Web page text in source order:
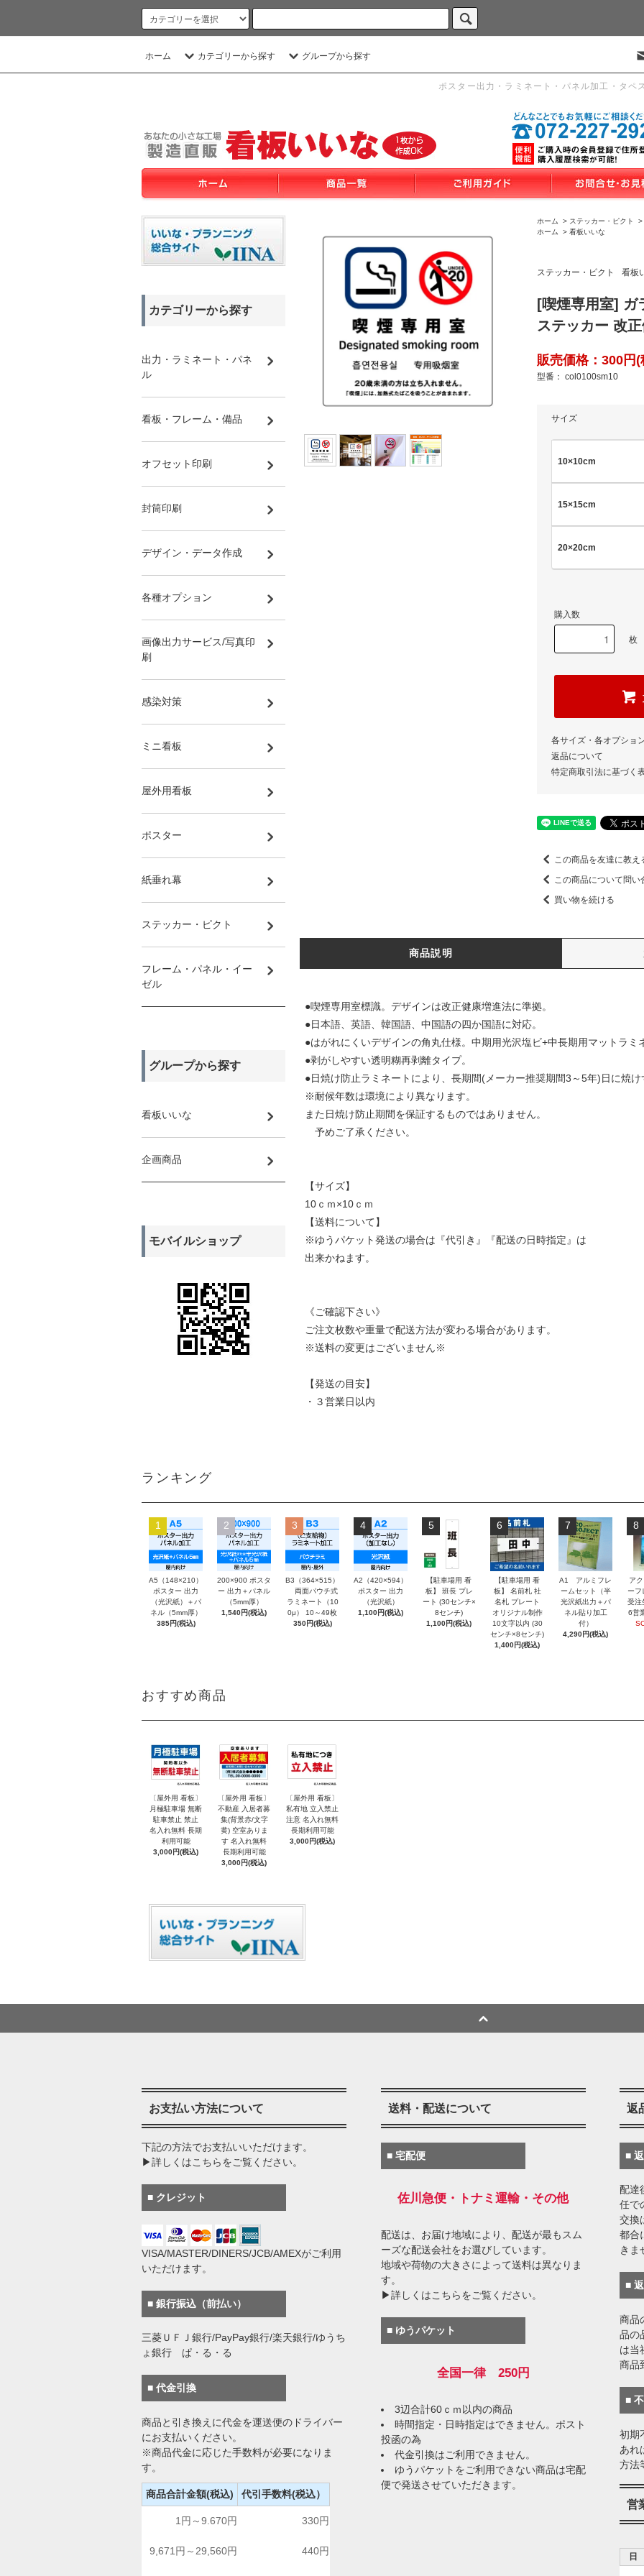
ホーム カテゴリーから探す グループから探す
ポスター出力・ラミネート・パネル加工・タペ
ホーム > ステッカー・ピクト >
ホーム
> 看板いいな
ステッカー・ピクト 看板
[喫煙専用室] ガ
ステッカー 改
販売価格：300円
型番： col0100sm10
サイズ
10×10cm
15×15cm
20×20cm
購入数
枚
各サイズ・各オプショ
返品について
特定商取引法に基づく
この商品を友達に教え
この商品について問い
買い物を続ける
商品説明
●喫煙専用室標識。デザインは改正健康増進法に準拠。
●日本語、英語、韓国語、中国語の四か国語に対応。
●はがれにくいデザインの角丸仕様。中期用光沢塩ビ+中長期用マットラミ
●剥がしやすい透明糊再剥離タイプ。
●日焼け防止ラミネートにより、長期間(メーカー推奨期間3～5年)日に焼け
※耐候年数は環境により異なります。
また日焼け防止期間を保証するものではありません。
予めご了承ください。
【サイズ】
10ｃｍ×10ｃｍ
【送料について】
※ゆうパケット発送の場合は『代引き』『配送の日時指定』は
出来かねます。
《ご確認下さい》
ご注文枚数や重量で配送方法が変わる場合があります。
※送料の変更はございません※
【発送の目安】
・３営業日以内
カテゴリーから探す
出力・ラミネート・パネ
ル
看板・フレーム・備品
オフセット印刷
封筒印刷
デザイン・データ作成
各種オプション
画像出力サービス/写真印
刷
感染対策
ミニ看板
屋外用看板
ポスター
紙垂れ幕
ステッカー・ピクト
フレーム・パネル・イー
ゼル
グループから探す
看板いいな
企画商品
モバイルショップ
ランキング
1
A5（148×210）
ポスター 出力
（光沢紙）＋パ
ネル（5mm厚）
385円(税込)
2
200×900 ポスタ
ー 出力＋パネル
（5mm厚）
1,540円(税込)
3
B3（364×515）
両面パウチ式
ラミネート（10
0μ） 10～49枚
350円(税込)
4
A2（420×594）
ポスター 出力
（光沢紙）
1,100円(税込)
5
【駐車場用 看
板】 班長 プレ
ート (30センチ×
8センチ)
1,100円(税込)
6
【駐車場用 看
板】 名前札 社
名札 プレート
オリジナル制作
10文字以内 (30
センチ×8センチ)
1,400円(税込)
7
A1 アルミフレ
ームセット（半
光沢紙出力＋パ
ネル貼り加工
付）
4,290円(税込)
8
ア
ー
受注
6営
おすすめ商品
〔屋外用 看板〕
月極駐車場 無断
駐車禁止 禁止
名入れ無料 長期
利用可能
3,000円(税込)
〔屋外用 看板〕
不動産 入居者募
集(背景赤/文字
黄) 空室ありま
す 名入れ無料
長期利用可能
3,000円(税込)
〔屋外用 看板〕
私有地 立入禁止
注意 名入れ無料
長期利用可能
3,000円(税込)
お支払い方法について
下記の方法でお支払いいただけます。
▶詳しくはこちらをご覧ください。
■ クレジット
VISA/MASTER/DINERS/JCB/AMEXがご利用
いただけます。
■ 銀行振込（前払い）
三菱ＵＦＪ銀行/PayPay銀行/楽天銀行/ゆうち
ょ銀行 ぱ・る・る
■ 代金引換
商品と引き換えに代金を運送便のドライバー
にお支払いください。
※商品代金に応じた手数料が必要になりま
す。
商品合計金額(税込) 代引手数料(税込）
1円～9.670円 330円
9,671円～29,560円 440円
送料・配送について
■ 宅配便
佐川急便・トナミ運輸・その他
配送は、お届け地域により、配送が最もスム
ーズな配送会社をお選びしています。
地域や荷物の大きさによって送料は異なりま
す。
▶詳しくはこちらをご覧ください。
■ ゆうパケット
全国一律 250円
3辺合計60ｃｍ以内の商品
時間指定・日時指定はできません。ポスト
投函の為
代金引換はご利用できません。
ゆうパケットをご利用できない商品は宅配
便で発送させていただきます。
返
■
配達
任で
交換
都合
きま
■
商品
品の
は当
商品
■
初期
あれ
方法
営
日